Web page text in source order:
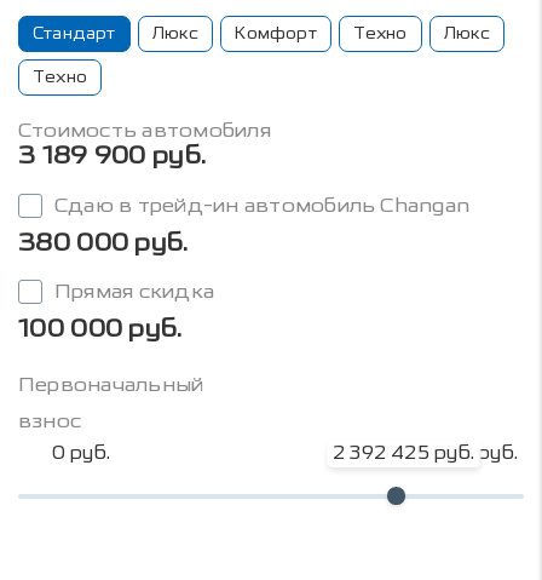
Стандарт Люкс Комфорт Техно Люкс
Техно
Стоимость автомобиля
3 189 900 руб.
Сдаю в трейд-ин автомобиль Changan
380 000 руб.
Прямая скидка
100 000 руб.
Первоначальный
взнос
0 руб. 2 392 425 руб.
3 189 900 руб.